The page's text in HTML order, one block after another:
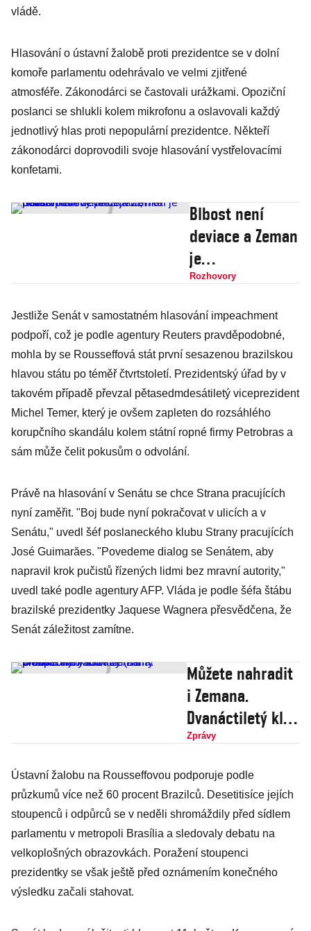
vládě.
Hlasování o ústavní žalobě proti prezidentce se v dolní
komoře parlamentu odehrávalo ve velmi zjitřené
atmosféře. Zákonodárci se častovali urážkami. Opoziční
poslanci se shlukli kolem mikrofonu a oslavovali každý
jednotlivý hlas proti nepopulární prezidentce. Někteří
zákonodárci doprovodili svoje hlasování vystřelovacími
konfetami.
Blbost není
deviace a Zeman
je
bezkonkurenčně
polistopadový
prezident, říká
Kolář
Rozhovory
Jestliže Senát v samostatném hlasování impeachment
podpoří, což je podle agentury Reuters pravděpodobné,
mohla by se Rousseffová stát první sesazenou brazilskou
hlavou státu po téměř čtvrtstoletí. Prezidentský úřad by v
takovém případě převzal pětasedmdesátiletý viceprezident
Michel Temer, který je ovšem zapleten do rozsáhlého
korupčního skandálu kolem státní ropné firmy Petrobras a
sám může čelit pokusům o odvolání.
Právě na hlasování v Senátu se chce Strana pracujících
nyní zaměřit. "Boj bude nyní pokračovat v ulicích a v
Senátu," uvedl šéf poslaneckého klubu Strany pracujících
José Guimarăes. "Povedeme dialog se Senátem, aby
napravil krok pučistů řízených lidmi bez mravní autority,"
uvedl také podle agentury AFP. Vláda je podle šéfa štábu
brazilské prezidentky Jaquese Wagnera přesvědčena, že
Senát záležitost zamítne.
Můžete nahradit
i Zemana.
Dvanáctiletý kluk
byl 2 dny
Austrálie (na
Wikipedii)
Zprávy
Ústavní žalobu na Rousseffovou podporuje podle
průzkumů více než 60 procent Brazilců. Desetitisíce jejích
stoupenců i odpůrců se v neděli shromáždily před sídlem
parlamentu v metropoli Brasília a sledovaly debatu na
velkoplošných obrazovkách. Poražení stoupenci
prezidentky se však ještě před oznámením konečného
výsledku začali stahovat.